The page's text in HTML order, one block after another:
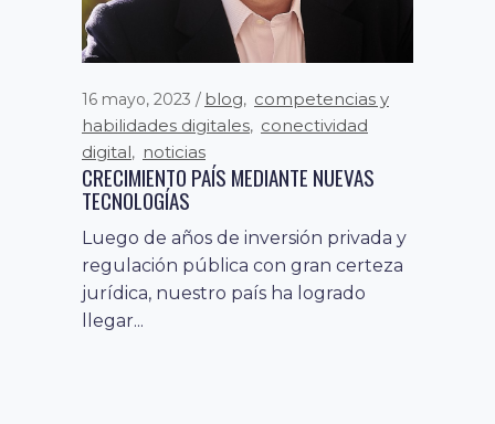
16 mayo, 2023 blog, competencias y
habilidades digitales, conectividad
digital, noticias
CRECIMIENTO PAÍS MEDIANTE NUEVAS
TECNOLOGÍAS
Luego de años de inversión privada y
regulación pública con gran certeza
jurídica, nuestro país ha logrado
llegar...